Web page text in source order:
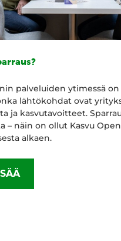
palveluiden ytimessä
lähtökohdat ovat
ja kasvutavoitteet.
– näin on ollut Kasvu
alkaen.